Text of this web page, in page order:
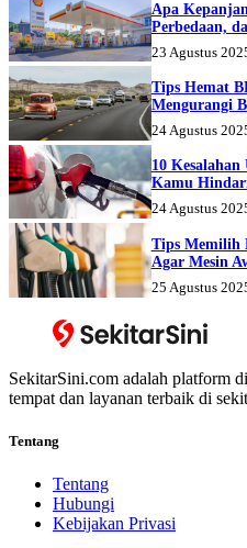
Apa
Perbedaan,
23 Agustus
Tips Hemat
Mengurangi
24 Agustus
10
Kamu
24 Agustus
Tips Memilih
Agar Mesin
25 Agustus
SekitarSini.com adalah platform
tempat dan layanan terbaik di
Tentang
Tentang
Hubungi
Kebijakan Privasi